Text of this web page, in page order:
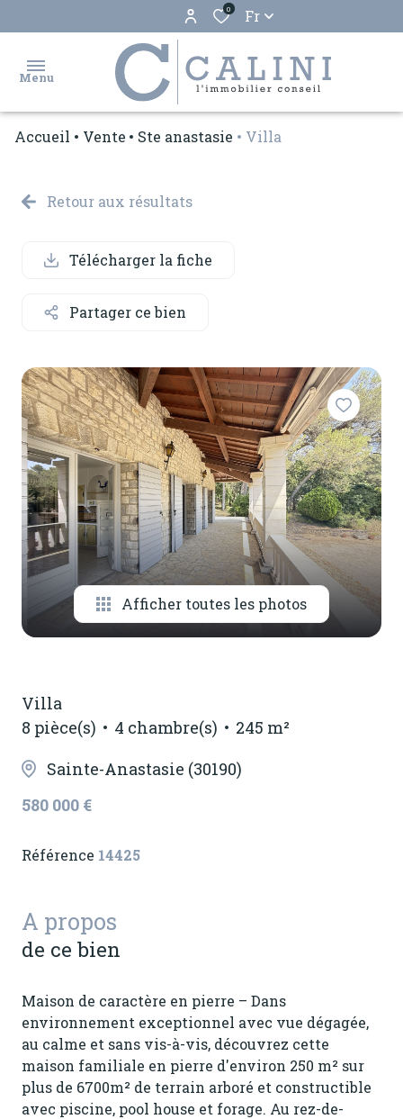
0 Fr
Menu
ventes
vendus
gestion
notre
agence
contactez-
nous
Accueil Vente Ste anastasie Villa
Retour aux résultats
Télécharger la fiche
Partager ce bien
Afficher toutes les photos
Villa
8 pièce(s)
4 chambre(s)
245 m²
Sainte-Anastasie (30190)
580 000 €
Référence 14425
A propos
de ce bien
Maison de caractère en pierre – Dans
environnement exceptionnel avec vue dégagée,
au calme et sans vis-à-vis, découvrez cette
maison familiale en pierre d'environ 250 m² sur
plus de 6700m² de terrain arboré et constructible
avec piscine, pool house et forage. Au rez-de-